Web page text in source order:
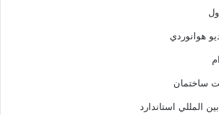
هوانوردي
ساختمان
المللي استاندارد